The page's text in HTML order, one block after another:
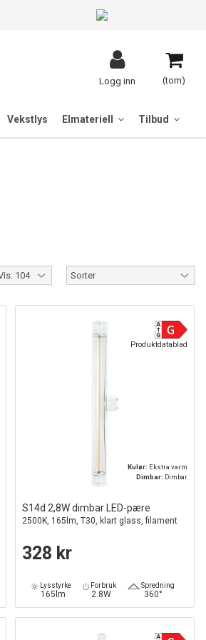
(tom)
Logg inn
Vekstlys Elmateriell Tilbud
Produktdatablad
Kulør: Ekstra varm
Dimbar: Dimbar
S14d 2,8W dimbar LED-pære
2500K, 165lm, T30, klart glass, filament
328 kr
Lysstyrke
165lm
Forbruk
2.8W
Spredning
360°